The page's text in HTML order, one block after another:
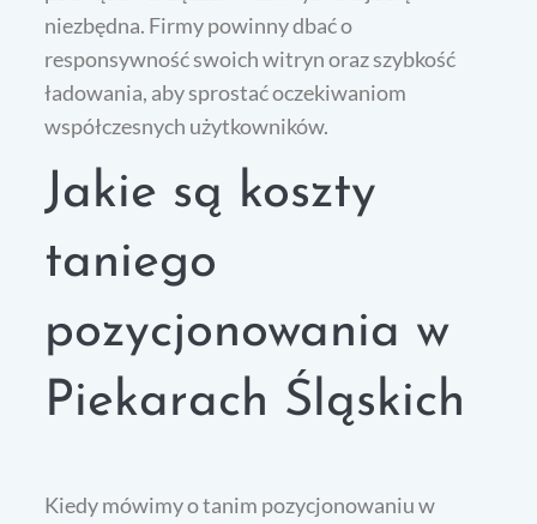
niezbędna. Firmy powinny dbać o
responsywność swoich witryn oraz szybkość
ładowania, aby sprostać oczekiwaniom
współczesnych użytkowników.
Jakie są koszty
taniego
pozycjonowania w
Piekarach Śląskich
Kiedy mówimy o tanim pozycjonowaniu w